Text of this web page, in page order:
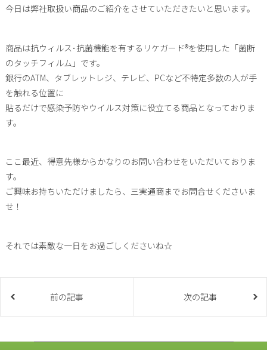
今日は弊社取扱い商品のご紹介をさせていただきたいと思います。
商品は抗ウィルス･抗菌機能を有するリケガード®を使用した「菌断
のタッチフィルム」です。
銀行のATM、タブレットレジ、テレビ、PCなど不特定多数の人が手
を触れる位置に
貼るだけで感染予防やウイルス対策に役立てる商品となっておりま
す。
ここ最近、得意先様からかなりのお問い合わせをいただいておりま
す。
ご興味お持ちいただけましたら、三実通商までお問合せくださいま
せ！
それでは素敵な一日をお過ごしくださいね☆
前の記事 次の記事